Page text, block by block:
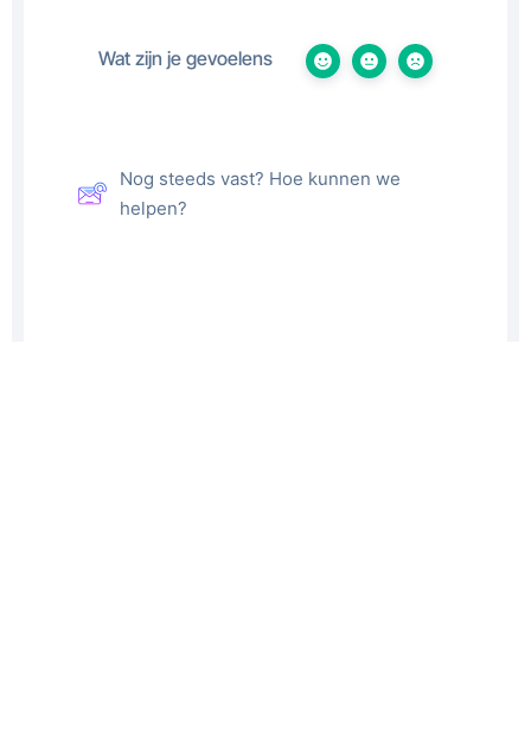
Wat zijn je gevoelens
Nog steeds vast? Hoe kunnen we
helpen?